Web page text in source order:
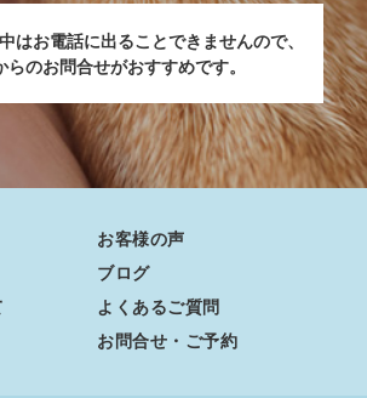
はお電話に出ることできませんので、
らのお問合せがおすすめです。
お客様の声
ブログ
よくあるご質問
お問合せ・ご予約